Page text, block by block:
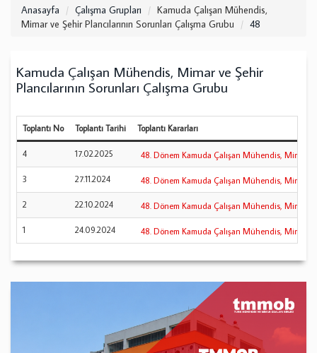
this
site
Anasayfa Çalışma Grupları
Kamuda Çalışan Mühendis,
Mimar ve Şehir Plancılarının Sorunları Çalışma Grubu
48
Kamuda Çalışan Mühendis, Mimar ve Şehir
Plancılarının Sorunları Çalışma Grubu
Toplantı No Toplantı Tarihi Toplantı Kararları
4 17.02.2025 48. Dönem Kamuda Çalışan Mühendis, Mimar
3 27.11.2024 48. Dönem Kamuda Çalışan Mühendis, Mimar
2 22.10.2024 48. Dönem Kamuda Çalışan Mühendis, Mimar
1 24.09.2024 48. Dönem Kamuda Çalışan Mühendis, Mimar ve